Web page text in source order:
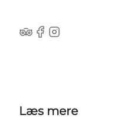
Tripadvisor
Facebook
Instagram
Læs mere